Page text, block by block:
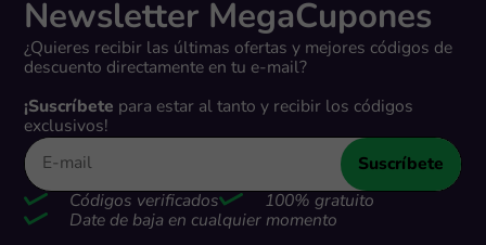
Newsletter MegaCupones
¿Quieres recibir las últimas ofertas y mejores códigos de
descuento directamente en tu e-mail?
¡Suscríbete para estar al tanto y recibir los códigos
exclusivos!
Suscríbete
Códigos verificados
100% gratuito
Date de baja en cualquier momento